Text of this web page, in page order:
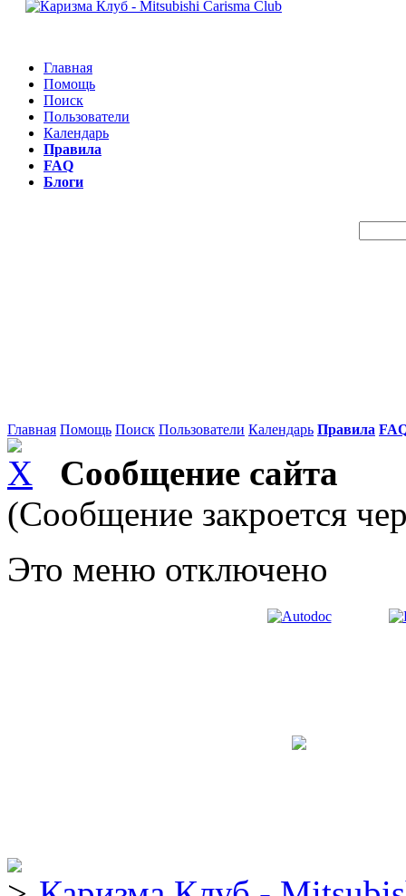
Главная
Помощь
Поиск
Пользователи
Календарь
Правила
FAQ
Блоги
Главная Помощь Поиск Пользователи Календарь Правила
Сообщение сайта
(Сообщение закроется
Это меню отключено